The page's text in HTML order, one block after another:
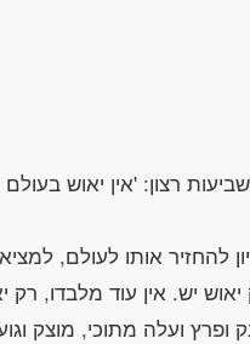
רצון: 'אין יאוש בעולם
ופרץ ועלה מתוכי, מוצק